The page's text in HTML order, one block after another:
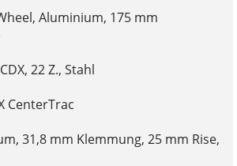
Aluminium, 175 mm
22 Z., Stahl
CenterTrac
31,8 mm Klemmung, 25 mm Rise,